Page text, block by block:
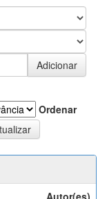
Ordenar
Autor(es)